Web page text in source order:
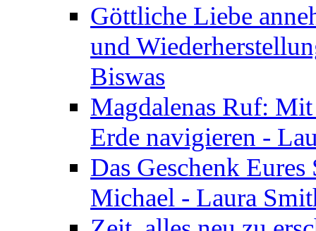
Göttliche Liebe
und
Biswas
Magdalenas Ruf:
Erde navigieren -
Das Geschenk
Michael - Laura